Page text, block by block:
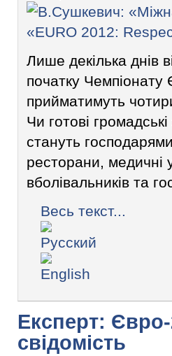
Лише декілька днів
початку
прийматимуть
Чи готові
стануть
ресторани, медичні
вболівальників та
Весь текст...
Експерт:
свідомість